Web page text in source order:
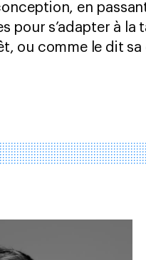
en
pour s’adapter à la
ou comme le dit